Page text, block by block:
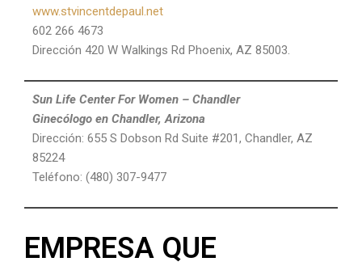
www.stvincentdepaul.net
602 266 4673
Dirección 420 W Walkings Rd Phoenix, AZ 85003.
Sun Life Center For Women – Chandler
Ginecólogo en Chandler, Arizona
Dirección: 655 S Dobson Rd Suite #201, Chandler, AZ
85224
Teléfono: (480) 307-9477
EMPRESA QUE